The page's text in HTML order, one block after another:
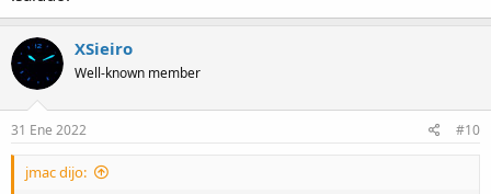
XSieiro
Well-known member
31 Ene 2022 #10
jmac dijo: